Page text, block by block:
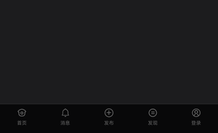
首页 消息 发布 发现 登录